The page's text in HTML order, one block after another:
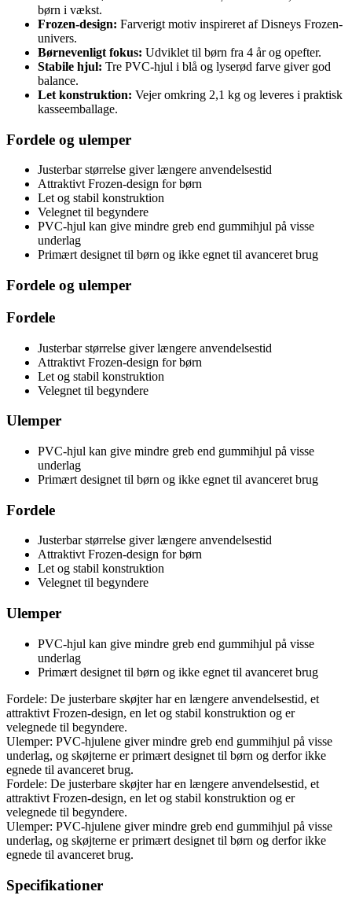
børn i vækst.
Frozen-design: Farverigt motiv inspireret af Disneys Frozen-
univers.
Børnevenligt fokus: Udviklet til børn fra 4 år og opefter.
Stabile hjul: Tre PVC-hjul i blå og lyserød farve giver god
balance.
Let konstruktion: Vejer omkring 2,1 kg og leveres i praktisk
kasseemballage.
Fordele og ulemper
Justerbar størrelse giver længere anvendelsestid
Attraktivt Frozen-design for børn
Let og stabil konstruktion
Velegnet til begyndere
PVC-hjul kan give mindre greb end gummihjul på visse
underlag
Primært designet til børn og ikke egnet til avanceret brug
Fordele og ulemper
Fordele
Justerbar størrelse giver længere anvendelsestid
Attraktivt Frozen-design for børn
Let og stabil konstruktion
Velegnet til begyndere
Ulemper
PVC-hjul kan give mindre greb end gummihjul på visse
underlag
Primært designet til børn og ikke egnet til avanceret brug
Fordele
Justerbar størrelse giver længere anvendelsestid
Attraktivt Frozen-design for børn
Let og stabil konstruktion
Velegnet til begyndere
Ulemper
PVC-hjul kan give mindre greb end gummihjul på visse
underlag
Primært designet til børn og ikke egnet til avanceret brug
Fordele: De justerbare skøjter har en længere anvendelsestid, et
attraktivt Frozen-design, en let og stabil konstruktion og er
velegnede til begyndere.
Ulemper: PVC-hjulene giver mindre greb end gummihjul på visse
underlag, og skøjterne er primært designet til børn og derfor ikke
egnede til avanceret brug.
Fordele: De justerbare skøjter har en længere anvendelsestid, et
attraktivt Frozen-design, en let og stabil konstruktion og er
velegnede til begyndere.
Ulemper: PVC-hjulene giver mindre greb end gummihjul på visse
underlag, og skøjterne er primært designet til børn og derfor ikke
egnede til avanceret brug.
Specifikationer